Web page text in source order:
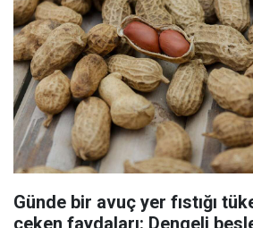
Günde bir avuç yer fıstığı
çeken faydaları: Dengeli